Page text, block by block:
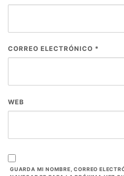
CORREO ELECTRÓNICO *
WEB
GUARDA MI NOMBRE, CORREO